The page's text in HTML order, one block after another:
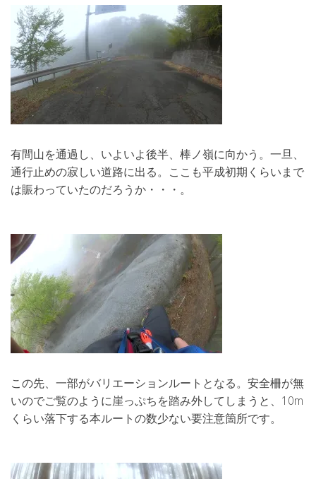
有間山を通過し、いよいよ後半、棒ノ嶺に向かう。一旦、
通行止めの寂しい道路に出る。ここも平成初期くらいまで
は賑わっていたのだろうか・・・。
この先、一部がバリエーションルートとなる。安全柵が無
いのでご覧のように崖っぷちを踏み外してしまうと、10m
くらい落下する本ルートの数少ない要注意箇所です。